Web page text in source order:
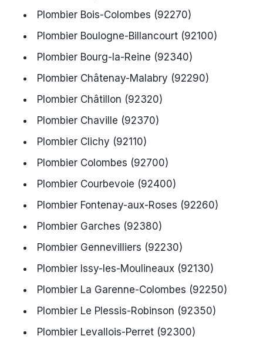
Plombier Bois-Colombes (92270)
Plombier Boulogne-Billancourt (92100)
Plombier Bourg-la-Reine (92340)
Plombier Châtenay-Malabry (92290)
Plombier Châtillon (92320)
Plombier Chaville (92370)
Plombier Clichy (92110)
Plombier Colombes (92700)
Plombier Courbevoie (92400)
Plombier Fontenay-aux-Roses (92260)
Plombier Garches (92380)
Plombier Gennevilliers (92230)
Plombier Issy-les-Moulineaux (92130)
Plombier La Garenne-Colombes (92250)
Plombier Le Plessis-Robinson (92350)
Plombier Levallois-Perret (92300)